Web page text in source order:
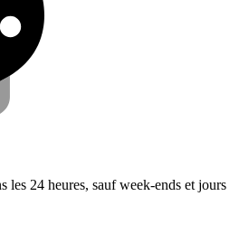
les 24 heures, sauf week-ends et jours